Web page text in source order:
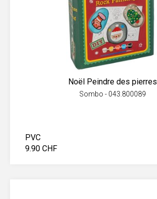
Noël Peindre des pierres
Sombo - 043.800089
PVC
9.90 CHF